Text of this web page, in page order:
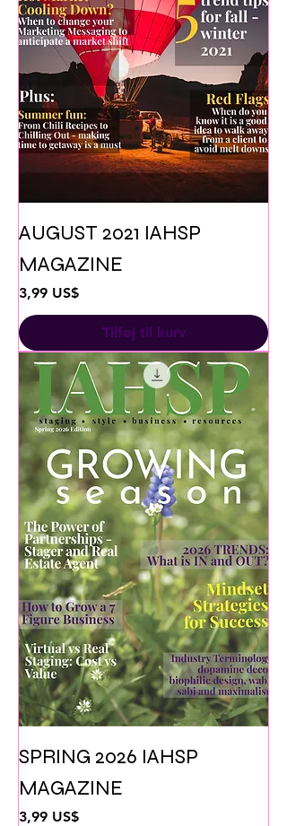
AUGUST 2021 IAHSP
MAGAZINE
Pris
3,99 US$
Tilføj til kurv
SPRING 2026 IAHSP
MAGAZINE
Pris
3,99 US$